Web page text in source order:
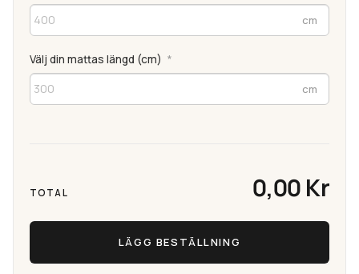
Välj din mattas längd (cm) *
TOTAL 0,00 Kr
LÄGG BESTÄLLNING